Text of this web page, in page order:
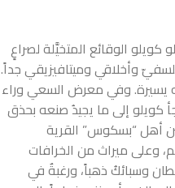
كويلو الوقائع المتخيَّلة لصراعٍ
وأخلاقي وميتافيزيقي جداً.
يسيرة. وفي معرض السعي وراء
كويلو إلى ما يجيدُ صنعه بحذق
أهل “بسكوس” القرية
وعلى ميراث من الخرافات
وسبائكُ ذهباً، ورغبةٌ في